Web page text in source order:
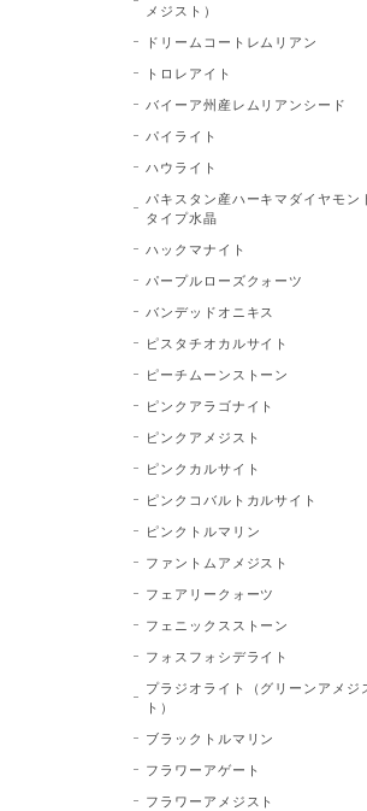
メジスト）
ドリームコートレムリアン
トロレアイト
バイーア州産レムリアンシード
パイライト
ハウライト
パキスタン産ハーキマダイヤモン
タイプ水晶
ハックマナイト
パープルローズクォーツ
バンデッドオニキス
ピスタチオカルサイト
ピーチムーンストーン
ピンクアラゴナイト
ピンクアメジスト
ピンクカルサイト
ピンクコバルトカルサイト
ピンクトルマリン
ファントムアメジスト
フェアリークォーツ
フェニックスストーン
フォスフォシデライト
プラジオライト（グリーンアメジ
ト）
ブラックトルマリン
フラワーアゲート
フラワーアメジスト